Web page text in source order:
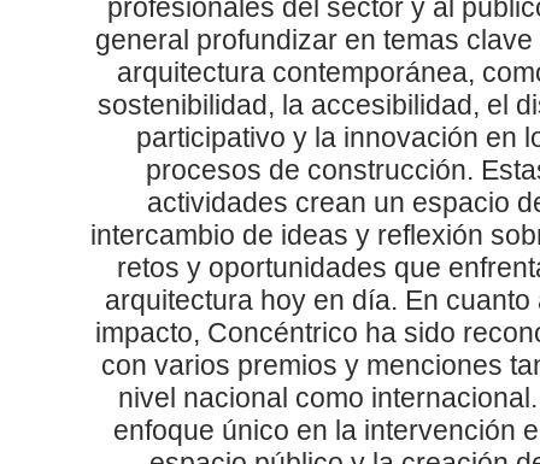
profesionales del sector y al
general profundizar en temas clave
arquitectura contemporánea,
sostenibilidad, la accesibilidad, el
participativo y la innovación en
procesos de construcción.
actividades crean un espacio
intercambio de ideas y reflexión
retos y oportunidades que
arquitectura hoy en día. En cuanto
impacto, Concéntrico ha sido
con varios premios y menciones
nivel nacional como
enfoque único en la intervención